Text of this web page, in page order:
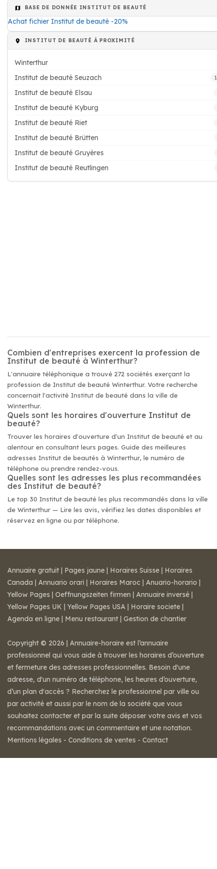
BASE DE DONNÉE INSTITUT DE BEAUTÉ
Achat fichier Institut de beauté -20%
INSTITUT DE BEAUTÉ À PROXIMITÉ
Winterthur
Institut de beauté Seuzach
Institut de beauté Elsau
Institut de beauté Kyburg
Institut de beauté Riet
Institut de beauté Brütten
Institut de beauté Gruyères
Institut de beauté Reutlingen
Combien d'entreprises exercent la profession de
Institut de beauté à Winterthur?
L'annuaire téléphonique a trouvé 272 sociétés exerçant la
profession de Institut de beauté Winterthur. Votre recherche
concernait l'activité Institut de beauté dans la ville de
Winterthur.
Quels sont les horaires d'ouverture Institut de
beauté?
Trouver les horaires d'ouverture d'un Institut de beauté et au
alentour en consultant leurs pages. Guide des meilleures
adresses Institut de beautés à Winterthur, le numéro de
téléphone ou prendre rendez-vous.
Quelles sont les adresses les plus recommandées
des Institut de beauté?
Le top 30 Institut de beauté les plus recommandés dans la ville
de Winterthur — Lire les avis, vérifiez les dates disponibles et
réservez en ligne ou par téléphone.
Annuaire gratuit | Pages jaune | Horaires Suisse | Horaires
Canada | Annuario orari | Horaires Maroc | Anuario-horario |
Yellow Pages | Oeffnungszeiten firmen | Annuaire inversé |
Yellow Pages UK | Yellow Pages USA | Horaire societe |
Agenda en ligne | Menu restaurant | Gestion de chantier
Copyright © 2026 | Annuaire-horaire est l’annuaire
professionnel qui vous aide à trouver les horaires d’ouverture
et fermeture des adresses professionnelles. Besoin d'une
adresse, d'un numéro de téléphone, les heures d’ouverture,
d’un plan d'accès ? Recherchez le professionnel par ville ou
par activité et aussi par le nom de la société que vous
souhaitez contacter et par la suite déposer votre avis et vos
recommandations avec un commentaire et une notation.
Mentions légales - Conditions de ventes - Contact